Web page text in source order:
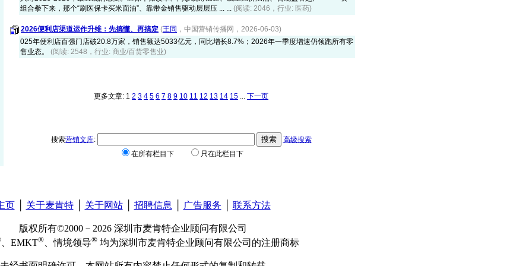
组合拳下来，那个“刷医保卡买米面油”、靠带金销售驱动层层压 ... ... (阅读: 2046，行业: 医药)
2026便利店渠道运作升维：先搞懂、再搞定 (王同 ，中国营销传播网，2026-06-03)
025年便利店百强门店破20.8万家，销售额达5033亿元，同比增长8.7%；2026年一季度增速仍领跑所有零
售业态。 (阅读: 2548，行业: 商业/百货零售业)
更多文章: 1 2 3 4 5 6 7 8 9 10 11 12 13 14 15 ... 下一页
搜索营销文库:
高级搜索
在所有栏目下
只在此栏目下
页│ 关于麦肯特│ 关于网站│ 招聘信息 广告服务 联系方法
版权所有©2000－2026 深圳市麦肯特企业顾问有限公司
、EMKT® 、情境领导® 均为深圳市麦肯特企业顾问有限公司的注册商标